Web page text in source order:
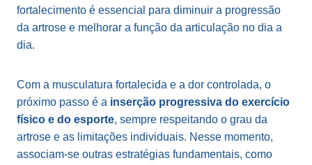
fortalecimento é essencial para diminuir a progressão
da artrose e melhorar a função da articulação no dia a
dia.
Com a musculatura fortalecida e a dor controlada, o
próximo passo é a inserção progressiva do exercício
físico e do esporte, sempre respeitando o grau da
artrose e as limitações individuais. Nesse momento,
associam-se outras estratégias fundamentais, como